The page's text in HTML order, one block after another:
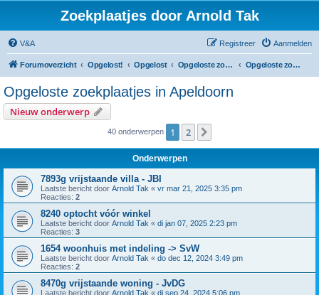
Zoekplaatjes door Arnold Tak
V&A Aanmelden
Registreer
Forumoverzicht Opgelost! Opgelost Opgeloste zoekplaatjes in Gelderland Opgeloste zoekplaatjes in Apeldoorn
Opgeloste zoekplaatjes in Apeldoorn
Nieuw onderwerp
40 onderwerpen 1 2
Onderwerpen
7893g vrijstaande villa - JBI
Laatste bericht door Arnold Tak « vr mar 21, 2025 3:35 pm
Reacties: 2
8240 optocht vóór winkel
Laatste bericht door Arnold Tak « di jan 07, 2025 2:23 pm
Reacties: 3
1654 woonhuis met indeling -> SvW
Laatste bericht door Arnold Tak « do dec 12, 2024 3:49 pm
Reacties: 2
8470g vrijstaande woning - JvDG
Laatste bericht door Arnold Tak « di sep 24, 2024 5:06 pm